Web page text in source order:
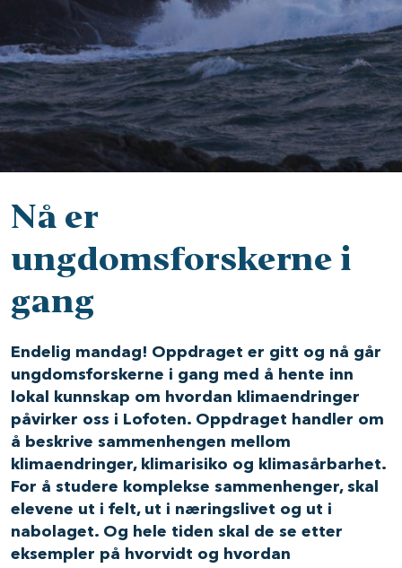
Nå er
ungdomsforskerne i
gang
Endelig mandag! Oppdraget er gitt og nå går
ungdomsforskerne i gang med å hente inn
lokal kunnskap om hvordan klimaendringer
påvirker oss i Lofoten. Oppdraget handler om
å beskrive sammenhengen mellom
klimaendringer, klimarisiko og klimasårbarhet.
For å studere komplekse sammenhenger, skal
elevene ut i felt, ut i næringslivet og ut i
nabolaget. Og hele tiden skal de se etter
eksempler på hvorvidt og hvordan